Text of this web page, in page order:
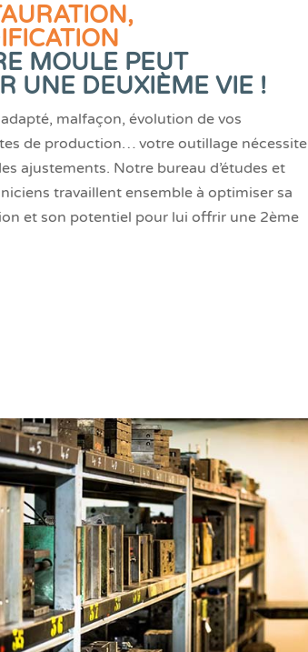
MOULE PEUT
UNE DEUXIÈME VIE !
malfaçon, évolution de vos
de production… votre outillage nécessite
ajustements. Notre bureau d’études et
travaillent ensemble à optimiser sa
et son potentiel pour lui offrir une 2ème